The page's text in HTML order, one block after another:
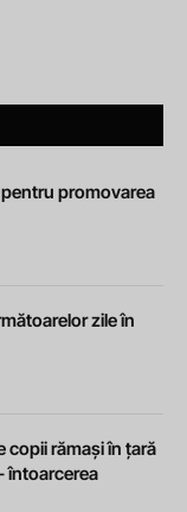
promovarea
zile în
copii rămași în țară
întoarcerea